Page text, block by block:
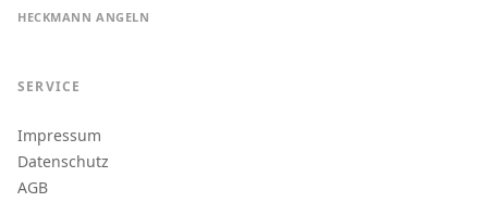
HECKMANN ANGELN
SERVICE
Impressum
Datenschutz
AGB